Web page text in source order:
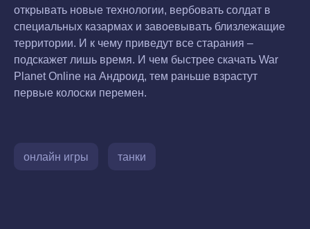
открывать новые технологии, вербовать солдат в
специальных казармах и завоевывать близлежащие
территории. И к чему приведут все старания –
подскажет лишь время. И чем быстрее скачать War
Planet Online на Андроид, тем раньше взрастут
первые колоски перемен.
онлайн игры танки